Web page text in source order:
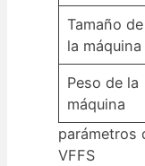
Tamaño de
la máquina
Peso de la
máquina
parámetros
VFFS